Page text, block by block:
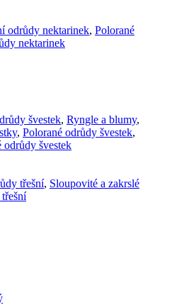
odrůdy nektarinek, Polorané
nektarinek
švestek, Ryngle a blumy,
, Polorané odrůdy švestek,
odrůdy švestek
třešní, Sloupovité a zakrslé